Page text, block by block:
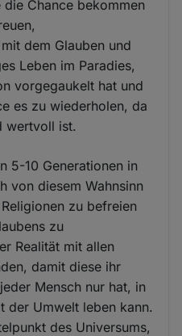
Chance bekommen
dem Glauben und
Leben im Paradies,
vorgegaukelt hat und
es zu wiederholen, da
wertvoll ist.
5-10 Generationen in
von diesem Wahnsinn
zu befreien
zu
Realität mit allen
damit diese ihr
Mensch nur hat, in
der Umwelt leben kann.
des Universums,